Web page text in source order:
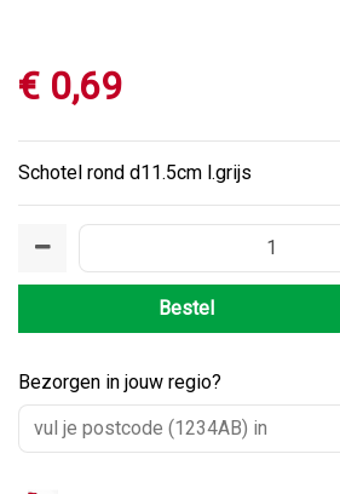
€ 0,69
Schotel rond d11.5cm l.grijs
Bezorgen in jouw regio?